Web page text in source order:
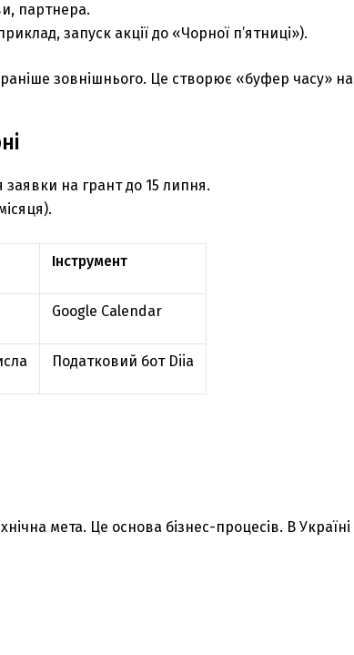
партнера.
запуск акції до «Чорної п’ятниці»).
зовнішнього. Це створює «буфер часу» на
на грант до 15 липня.
Інструмент
Google Calendar
Податковий бот Diia
мета. Це основа бізнес-процесів. В Україні